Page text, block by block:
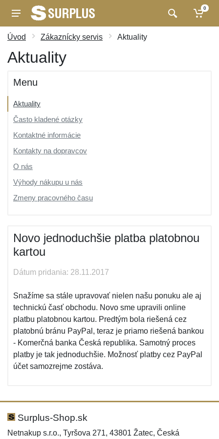
0
Úvod Zákaznícky servis Aktuality
Aktuality
Menu
Aktuality
Často kladené otázky
Kontaktné informácie
Kontakty na dopravcov
O nás
Výhody nákupu u nás
Zmeny pracovného času
Novo jednoduchšie platba platobnou
kartou
Dátum pridania: 28.11.2017
Snažíme sa stále upravovať nielen našu ponuku ale aj
technickú časť obchodu. Novo sme upravili online
platbu platobnou kartou. Predtým bola riešená cez
platobnú bránu PayPal, teraz je priamo riešená bankou
- Komerčná banka Česká republika. Samotný proces
platby je tak jednoduchšie. Možnosť platby cez PayPal
účet samozrejme zostáva.
Surplus-Shop.sk
Netnakup s.r.o., Tyršova 271, 43801 Žatec, Česká